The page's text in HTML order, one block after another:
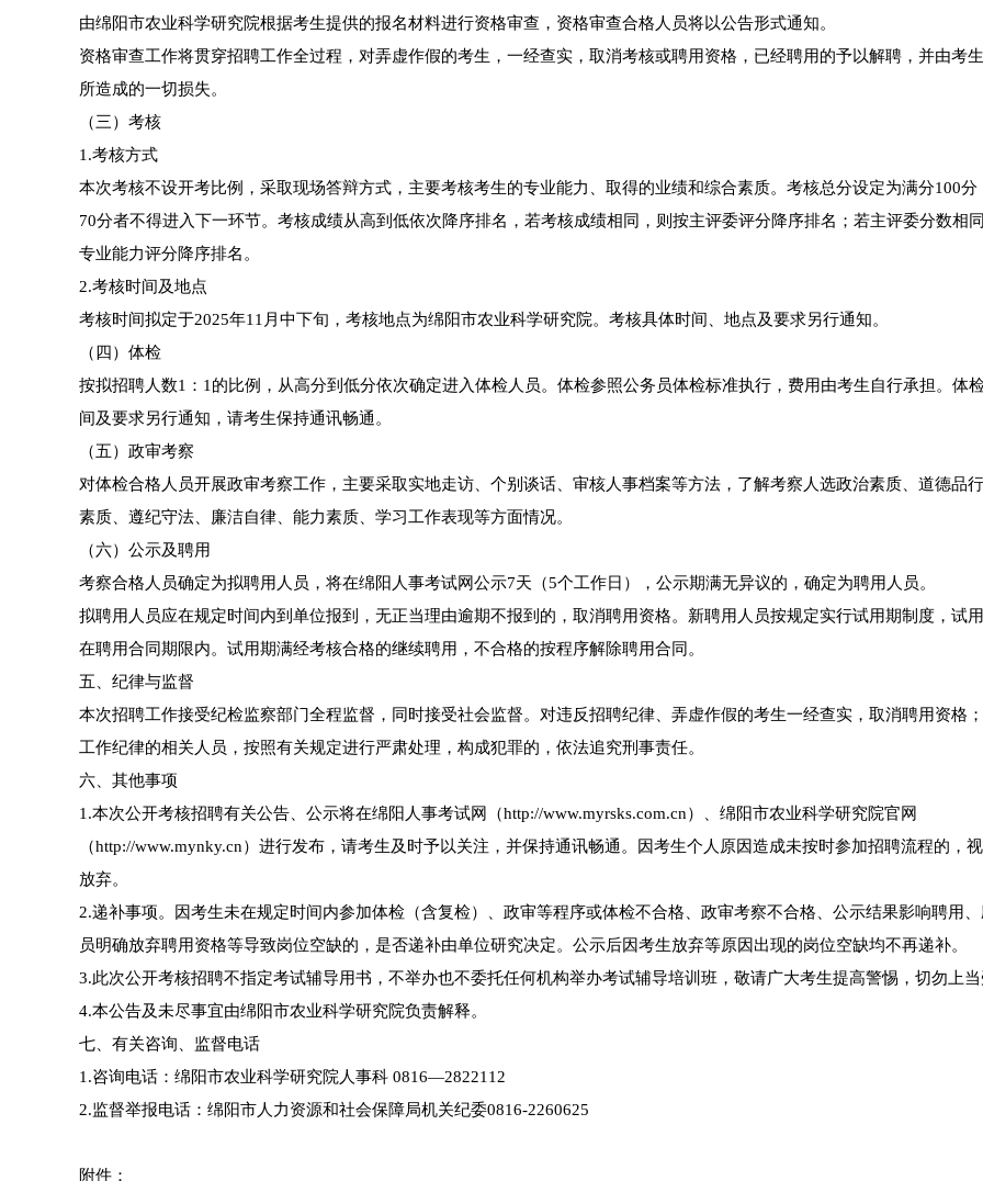
由绵阳市农业科学研究院根据考生提供的报名材料进行资格审查，资格审查合格人员将以公告形式通知。
资格审查工作将贯穿招聘工作全过程，对弄虚作假的考生，一经查实，取消考核或聘用资格，已经聘用的予以解聘，并由考
所造成的一切损失。
（三）考核
1.考核方式
本次考核不设开考比例，采取现场答辩方式，主要考核考生的专业能力、取得的业绩和综合素质。考核总分设定为满分100分
70分者不得进入下一环节。考核成绩从高到低依次降序排名，若考核成绩相同，则按主评委评分降序排名；若主评委分数相
专业能力评分降序排名。
2.考核时间及地点
考核时间拟定于2025年11月中下旬，考核地点为绵阳市农业科学研究院。考核具体时间、地点及要求另行通知。
（四）体检
按拟招聘人数1：1的比例，从高分到低分依次确定进入体检人员。体检参照公务员体检标准执行，费用由考生自行承担。体
间及要求另行通知，请考生保持通讯畅通。
（五）政审考察
对体检合格人员开展政审考察工作，主要采取实地走访、个别谈话、审核人事档案等方法，了解考察人选政治素质、道德品
素质、遵纪守法、廉洁自律、能力素质、学习工作表现等方面情况。
（六）公示及聘用
考察合格人员确定为拟聘用人员，将在绵阳人事考试网公示7天（5个工作日），公示期满无异议的，确定为聘用人员。
拟聘用人员应在规定时间内到单位报到，无正当理由逾期不报到的，取消聘用资格。新聘用人员按规定实行试用期制度，试
在聘用合同期限内。试用期满经考核合格的继续聘用，不合格的按程序解除聘用合同。
五、纪律与监督
本次招聘工作接受纪检监察部门全程监督，同时接受社会监督。对违反招聘纪律、弄虚作假的考生一经查实，取消聘用资格
工作纪律的相关人员，按照有关规定进行严肃处理，构成犯罪的，依法追究刑事责任。
六、其他事项
1.本次公开考核招聘有关公告、公示将在绵阳人事考试网（http://www.myrsks.com.cn）、绵阳市农业科学研究院官网
（http://www.mynky.cn）进行发布，请考生及时予以关注，并保持通讯畅通。因考生个人原因造成未按时参加招聘流程的，
放弃。
2.递补事项。因考生未在规定时间内参加体检（含复检）、政审等程序或体检不合格、政审考察不合格、公示结果影响聘用、
员明确放弃聘用资格等导致岗位空缺的，是否递补由单位研究决定。公示后因考生放弃等原因出现的岗位空缺均不再递补。
3.此次公开考核招聘不指定考试辅导用书，不举办也不委托任何机构举办考试辅导培训班，敬请广大考生提高警惕，切勿上当
4.本公告及未尽事宜由绵阳市农业科学研究院负责解释。
七、有关咨询、监督电话
1.咨询电话：绵阳市农业科学研究院人事科 0816—2822112
2.监督举报电话：绵阳市人力资源和社会保障局机关纪委0816-2260625
附件：